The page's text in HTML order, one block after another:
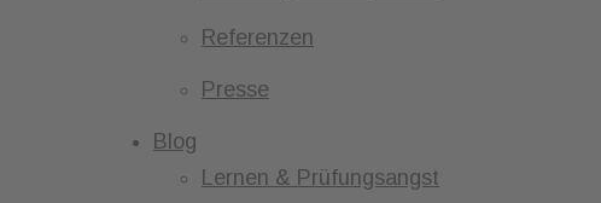
Referenzen
Presse
Blog
Lernen & Prüfungsangst